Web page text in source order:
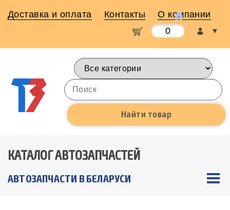
Доставка и оплата Контакты
О компании
0
КАТАЛОГ АВТОЗАПЧАСТЕЙ
АВТОЗАПЧАСТИ В БЕЛАРУСИ